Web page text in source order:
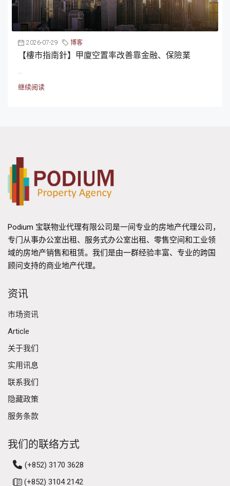
2026-07-29 博客
【樓市指南針】甲廈空置率改善靠金融、保險業
继续阅读
Podium 宝联物业代理有限公司是一间专业的房地产代理公司，
专门从事办公室出租、服务式办公室出租、零售空间和工业领
域的房地产销售和租赁。我们是由一群经验丰富、专业的跨国
顾问支持的商业地产代理。
资讯
市场资讯
Article
关于我们
实用讯息
联系我们
隐藏政策
服务条款
我们的联络方式
(+852) 3170 3628
(+852) 3104 2142